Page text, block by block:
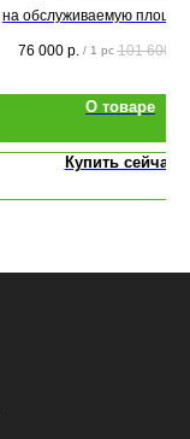
на обслуживаемую
76 000 р. / 1 pc 101 600
О товаре
Купить сейчас